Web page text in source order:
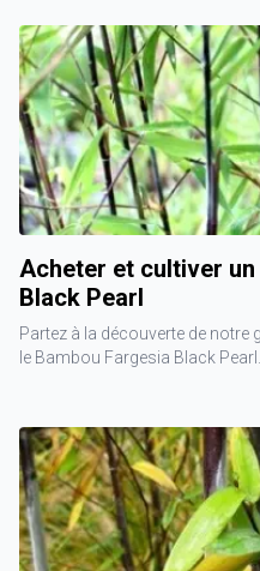
Acheter et cultiver
Black Pearl
Partez à la découverte de
le Bambou Fargesia Black Pearl.